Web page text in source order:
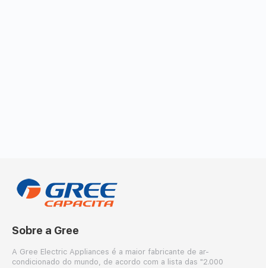
Sobre a Gree
A Gree Electric Appliances é a maior fabricante de ar-
condicionado do mundo, de acordo com a lista das "2.000